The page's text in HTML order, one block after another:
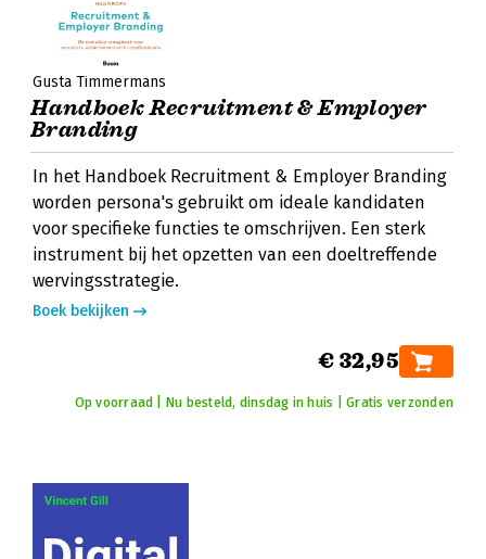
Gusta Timmermans
Handboek Recruitment & Employer
Branding
In het Handboek Recruitment & Employer Branding
worden persona's gebruikt om ideale kandidaten
voor specifieke functies te omschrijven. Een sterk
instrument bij het opzetten van een doeltreffende
wervingsstrategie.
Boek bekijken
€ 32,95
Op voorraad | Nu besteld, dinsdag in huis | Gratis verzonden